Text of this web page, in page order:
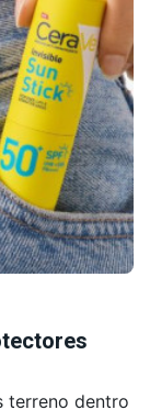
terreno dentro